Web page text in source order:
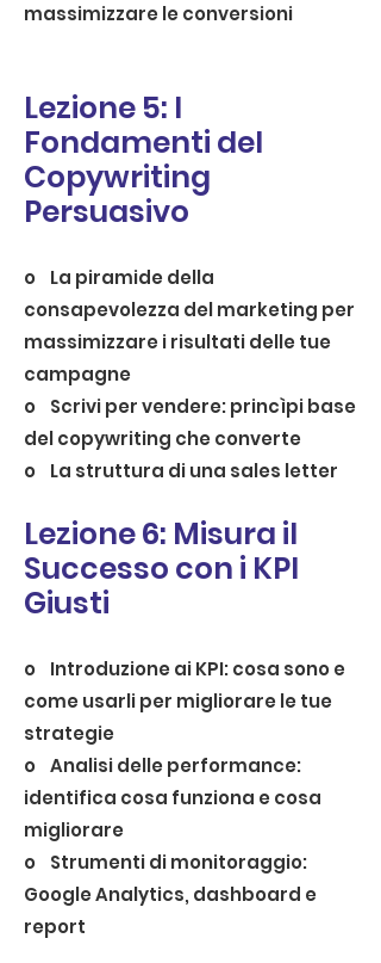
massimizzare le conversioni
Lezione 5: I
Fondamenti del
Copywriting
Persuasivo
o La piramide della
consapevolezza del marketing per
massimizzare i risultati delle tue
campagne
o Scrivi per vendere: princìpi base
del copywriting che converte
o La struttura di una sales letter
Lezione 6: Misura il
Successo con i KPI
Giusti
o Introduzione ai KPI: cosa sono e
come usarli per migliorare le tue
strategie
o Analisi delle performance:
identifica cosa funziona e cosa
migliorare
o Strumenti di monitoraggio:
Google Analytics, dashboard e
report